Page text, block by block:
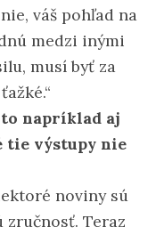
váš pohľad na
medzi inými
musí byť za
napríklad aj
tie výstupy nie
noviny sú
zručnosť. Teraz